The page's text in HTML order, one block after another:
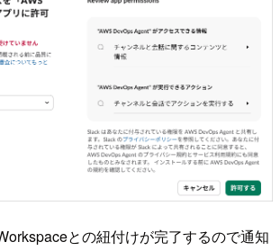
との紐付けが完了するので通知